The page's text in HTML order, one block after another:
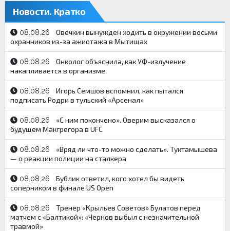
Новости. Кратко
08.08.26
Овечкин вынужден ходить в окружении восьми
охранников из-за ажиотажа в Мытищах
08.08.26
Онколог объяснила, как УФ-излучение
накапливается в организме
08.08.26
Игорь Семшов вспомнил, как пытался
подписать Родри в тульский «Арсенал»
08.08.26
«С ним покончено». Оверим высказался о
будущем Макгрегора в UFC
08.08.26
«Вряд ли что-то можно сделать». Туктамышева
— о реакции полиции на сталкера
08.08.26
Бублик ответил, кого хотел бы видеть
соперником в финале US Open
08.08.26
Тренер «Крыльев Советов» Булатов перед
матчем с «Балтикой»: «Чернов выбыл с незначительной
травмой»